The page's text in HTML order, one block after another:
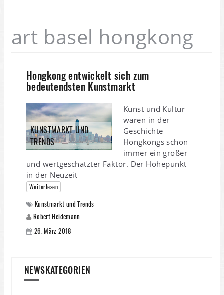
art basel hongkong
Hongkong entwickelt sich zum
bedeutendsten Kunstmarkt
KUNSTMARKT UND
TRENDS
Kunst und Kultur
waren in der
Geschichte
Hongkongs schon
immer ein großer
und wertgeschätzter Faktor. Der Höhepunkt
in der Neuzeit
Weiterlesen
Kunstmarkt und Trends
Robert Heidemann
26. März 2018
NEWSKATEGORIEN